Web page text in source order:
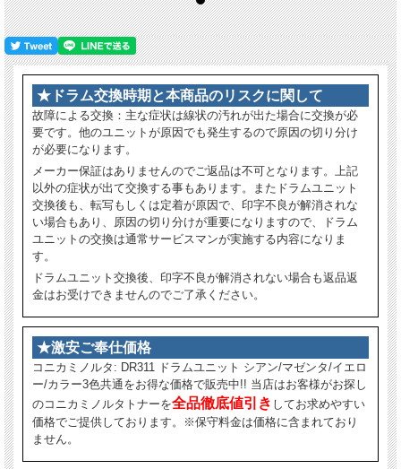
★ドラム交換時期と本商品のリスクに関して
故障による交換：主な症状は線状の汚れが出た場合に交換が必
要です。他のユニットが原因でも発生するので原因の切り分け
が必要になります。
メーカー保証はありませんのでご返品は不可となります。上記
以外の症状が出て交換する事もあります。またドラムユニット
交換後も、転写もしくは定着が原因で、印字不良が解消されな
い場合もあり、原因の切り分けが重要になりますので、ドラム
ユニットの交換は通常サービスマンが実施する内容になりま
す。
ドラムユニット交換後、印字不良が解消されない場合も返品返
金はお受けできませんのでご了承ください。
★激安ご奉仕価格
コニカミノルタ: DR311 ドラムユニット シアン/マゼンタ/イエロ
ー/カラー3色共通をお得な価格で販売中!! 当店はお客様がお探し
のコニカミノルタトナーを全品徹底値引き してお求めやすい
価格でご提供しております。※保守料金は価格に含まれており
ません。